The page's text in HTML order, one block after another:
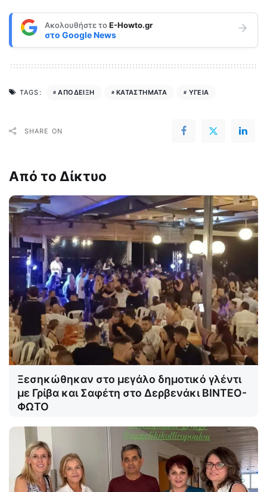
Ακολουθήστε τοE-Howto.gr
στο Google News
TAGS: ΑΠΟΔΕΙΞΗ ΚΑΤΑΣΤΗΜΑΤΑ ΥΓΕΙΑ
SHARE ON
Από το Δίκτυο
Ξεσηκώθηκαν στο μεγάλο δημοτικό γλέντι
με Γρίβα και Σαφέτη στο Δερβενάκι ΒΙΝΤΕΟ-
ΦΩΤΟ